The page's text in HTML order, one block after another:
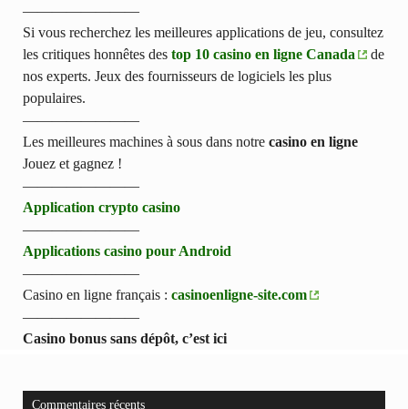
————————
Si vous recherchez les meilleures applications de jeu, consultez
les critiques honnêtes des top 10 casino en ligne Canada
de
nos experts. Jeux des fournisseurs de logiciels les plus
populaires.
————————
Les meilleures machines à sous dans notre casino en ligne
Jouez et gagnez !
————————
Application crypto casino
————————
Applications casino pour Android
————————
Casino en ligne français : casinoenligne-site.com
————————
Casino bonus sans dépôt, c’est ici
Commentaires récents